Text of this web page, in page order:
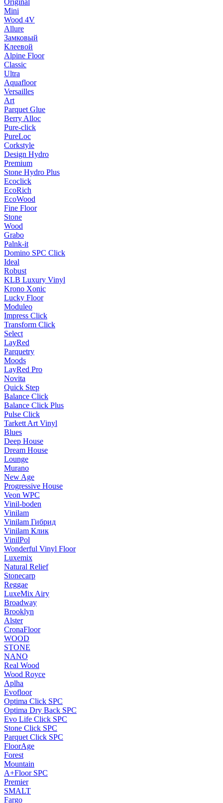
Original
Mini
Wood 4V
Allure
Замковый
Клеевой
Alpine Floor
Classic
Ultra
Aquafloor
Versailles
Art
Parquet Glue
Berry Alloc
Pure-click
PureLoc
Corkstyle
Design Hydro
Premium
Stone Hydro Plus
Ecoclick
EcoRich
EcoWood
Fine Floor
Stone
Wood
Grabo
Palnk-it
Domino SPC Click
Ideal
Robust
KLB Luxury Vinyl
Krono Xonic
Lucky Floor
Moduleo
Impress Click
Transform Click
Select
LayRed
Parquetry
Moods
LayRed Pro
Novita
Quick Step
Balance Click
Balance Click Plus
Pulse Click
Tarkett Art Vinyl
Blues
Deep House
Dream House
Lounge
Murano
New Age
Progressive House
Veon WPC
Vinil-boden
Vinilam
Vinilam Гибрид
Vinilam Клик
VinilPol
Wonderful Vinyl Floor
Luxemix
Natural Relief
Stonecarp
Reggae
LuxeMix Airy
Broadway
Brooklyn
Alster
CronaFloor
WOOD
STONE
NANO
Real Wood
Wood Royce
Aplha
Evofloor
Optima Click SPC
Optima Dry Back SPC
Evo Life Click SPC
Stone Click SPC
Parquet Click SPC
FloorAge
Forest
Mountain
A+Floor SPC
Premier
SMALT
Fargo